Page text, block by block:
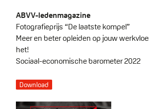
ABVV-ledenmagazine
Fotografieprijs “De laatste kompel”
Meer en beter opleiden op jouw
het!
Sociaal-economische barometer 2022
Download